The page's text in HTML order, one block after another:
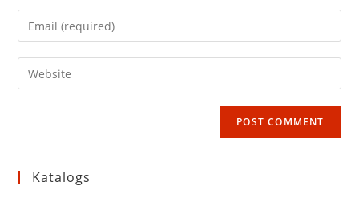
name
comment
Enter
your
email
address
Enter
your
Katalogs